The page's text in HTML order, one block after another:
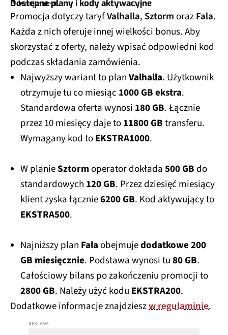
Dostępne plany i kody aktywacyjne
Promocja dotyczy taryfValhalla, SztormorazFala.
Każda z nich oferuje innej wielkości bonus. Aby
skorzystać z oferty, należy wpisać odpowiedni kod
podczas składania zamówienia.
Najwyższy wariant to planValhalla. Użytkownik
otrzymuje tu co miesiąc 1000 GB ekstra.
Standardowa oferta wynosi 180 GB. Łącznie
przez 10 miesięcy daje to11800 GBtransferu.
Wymagany kod toEKSTRA1000.
W planieSztormoperator dokłada500 GB do
standardowych 120 GB. Przez dziesięć miesiący
klient zyska łącznie6200 GB. Kod aktywujący to
EKSTRA500.
Najniższy plan Falaobejmujedodatkowe 200
GB miesięcznie. Podstawa wynosi tu80 GB.
Całościowy bilans po zakończeniu promocji to
2800 GB. Należy użyć kodu EKSTRA200.
Dodatkowe informacje znajdzieszw regulaminie.